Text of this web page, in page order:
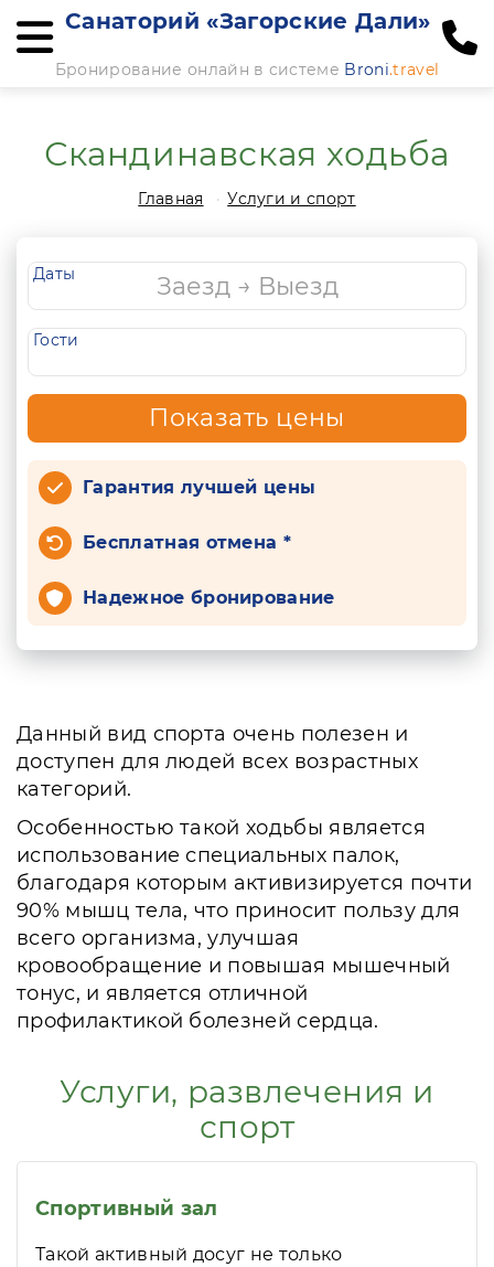
Санаторий «Загорские Дали»
Бронирование онлайн в системе Broni.travel
Скандинавская ходьба
Главная Услуги и спорт
Даты
Гости
Показать цены
Гарантия лучшей цены
Бесплатная отмена *
Надежное бронирование
Данный вид спорта очень полезен и
доступен для людей всех возрастных
категорий.
Особенностью такой ходьбы является
использование специальных палок,
благодаря которым активизируется почти
90% мышц тела, что приносит пользу для
всего организма, улучшая
кровообращение и повышая мышечный
тонус, и является отличной
профилактикой болезней сердца.
Услуги, развлечения и
спорт
Спортивный зал
Такой активный досуг не только